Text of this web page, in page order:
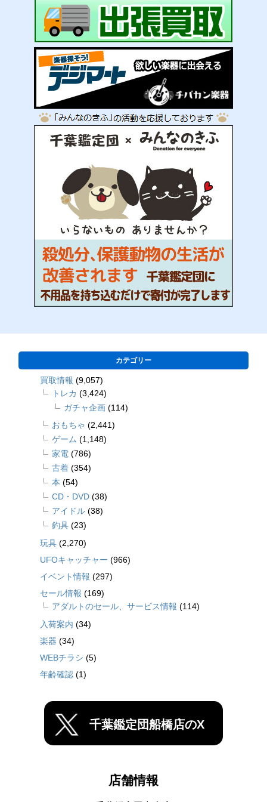
カテゴリー
買取情報 (9,057)
トレカ (3,424)
ガチャ企画 (114)
おもちゃ (2,441)
ゲーム (1,148)
家電 (786)
古着 (354)
本 (54)
CD・DVD (38)
アイドル (38)
釣具 (23)
玩具 (2,270)
UFOキャッチャー (966)
イベント情報 (297)
セール情報 (169)
アダルトのセール、サービス情報 (114)
入荷案内 (34)
楽器 (34)
WEBチラシ (5)
年齢確認 (1)
千葉鑑定団船橋店のX
店舗情報